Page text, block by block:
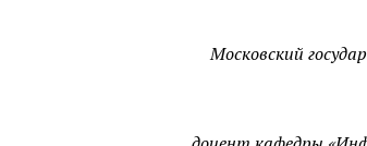
Московский